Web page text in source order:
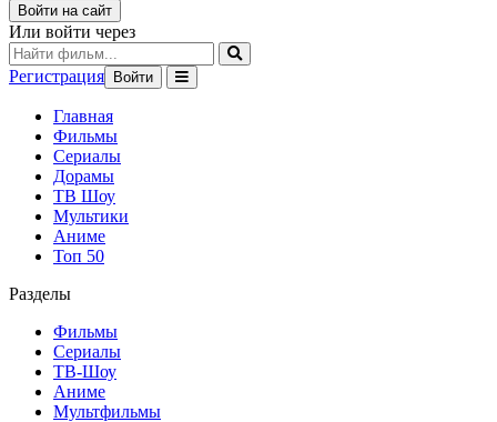
Войти на сайт
Или войти через
Регистрация Войти
Главная
Фильмы
Сериалы
Дорамы
ТВ Шоу
Мультики
Аниме
Топ 50
Разделы
Фильмы
Сериалы
ТВ-Шоу
Аниме
Мультфильмы